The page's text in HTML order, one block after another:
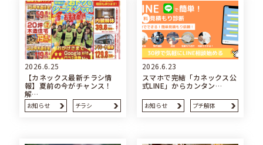
2026.6.25
【カネックス最新チラシ情
報】夏前の今がチャンス！
解…
お知らせ チラシ
2026.6.23
スマホで完結「カネックス公
式LINE」からカンタン…
お知らせ プチ解体